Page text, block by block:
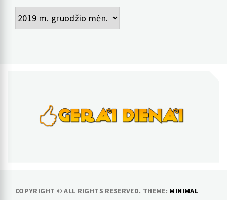
Seni
straipsniai
COPYRIGHT © ALL RIGHTS RESERVED. THEME: MINIMAL